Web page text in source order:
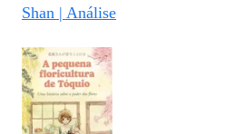
Shan | Análise